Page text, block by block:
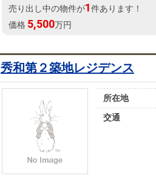
売り出し中の物件が1件あります！
価格 5,500万円
秀和第２築地レジデンス
所在地
交通